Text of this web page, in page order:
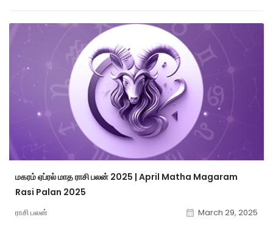
மகரம் ஏப்ரல் மாத ராசி பலன் 2025 | April Matha Magaram
Rasi Palan 2025
ராசி பலன் March 29, 2025